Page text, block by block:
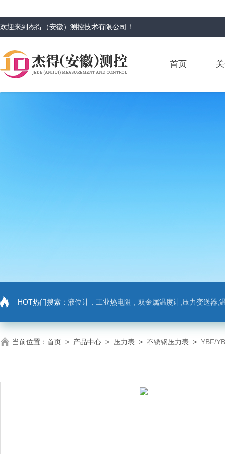
欢迎来到杰得（安徽）测控技术有限公司 ！
首页
HOT热门搜索： 液位计，工业热电阻，双金属温度计,压力变送器,
当前位置： 首页 > 产品中心 > 压力表 > 不锈钢压力表 > YBF/